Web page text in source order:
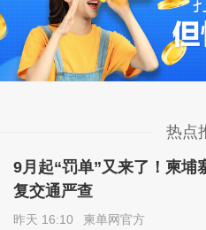
热点
9月起“罚单”又来了！柬埔
复交通严查
昨天 16:10 柬单网官方